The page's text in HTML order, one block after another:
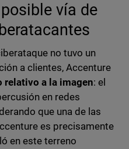
vía de
no tuvo un
a clientes, Accenture
relativo a la imagen: el
en redes
que una de las
es precisamente
en este terreno